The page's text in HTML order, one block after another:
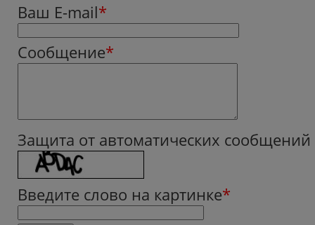
Ваш E-mail*
Сообщение*
Защита от автоматических сообщений
Введите слово на картинке*